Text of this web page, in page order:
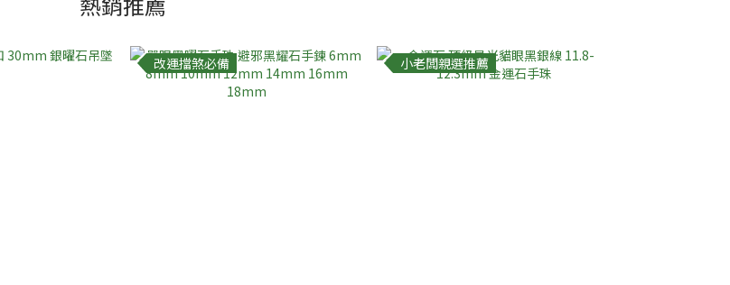
改運擋煞必備 小老闆親選推薦